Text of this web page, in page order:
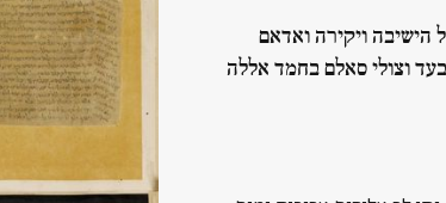
הישיבה ויקירה ואדאם
וצולי סאלם בחמד אללה